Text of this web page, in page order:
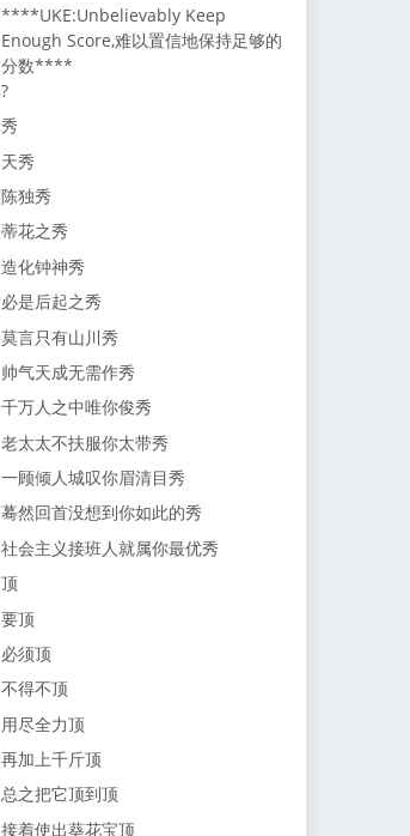
****UKE:Unbelievably Keep
Enough Score,难以置信地保持足够的
分数****
?
秀
天秀
陈独秀
蒂花之秀
造化钟神秀
必是后起之秀
莫言只有山川秀
帅气天成无需作秀
千万人之中唯你俊秀
老太太不扶服你太带秀
一顾倾人城叹你眉清目秀
蓦然回首没想到你如此的秀
社会主义接班人就属你最优秀
顶
要顶
必须顶
不得不顶
用尽全力顶
再加上千斤顶
总之把它顶到顶
接着使出葵花宝顶